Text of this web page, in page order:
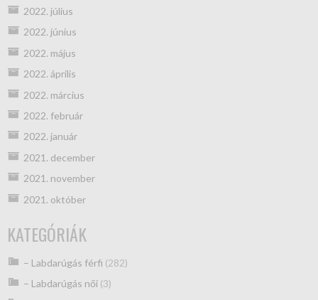
2022. július
2022. június
2022. május
2022. április
2022. március
2022. február
2022. január
2021. december
2021. november
2021. október
KATEGÓRIÁK
– Labdarúgás férfi (282)
– Labdarúgás női(3)